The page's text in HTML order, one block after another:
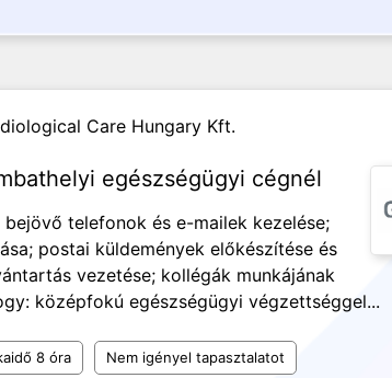
Care Hungary Kft.
egészségügyi cégnél
telefonok és e-mailek kezelése;
postai küldemények előkészítése és
vezetése; kollégák munkájának
középfokú egészségügyi végzettséggel...
8 óra Nem igényel tapasztalatot